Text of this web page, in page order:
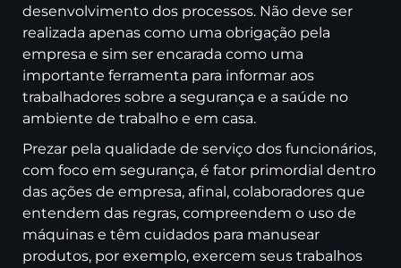
desenvolvimento dos processos. Não deve ser
realizada apenas como uma obrigação pela
empresa e sim ser encarada como uma
importante ferramenta para informar aos
trabalhadores sobre a segurança e a saúde no
ambiente de trabalho e em casa.
Prezar pela qualidade de serviço dos funcionários,
com foco em segurança, é fator primordial dentro
das ações de empresa, afinal, colaboradores que
entendem das regras, compreendem o uso de
máquinas e têm cuidados para manusear
produtos, por exemplo, exercem seus trabalhos